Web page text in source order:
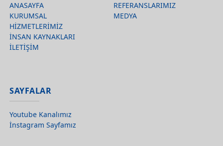
ANASAYFA
KURUMSAL
HİZMETLERİMİZ
İNSAN KAYNAKLARI
İLETİŞİM
REFERANSLARIMIZ
MEDYA
SAYFALAR
Youtube Kanalımız
İnstagram Sayfamız